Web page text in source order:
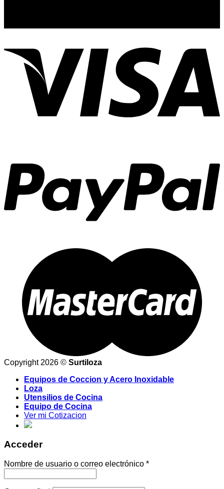
Copyright 2026 © Surtiloza
Equipos de Coccion y Acero Inoxidable
Loza
Utensilios de Cocina
Equipo de Cocina
Ver mi Cotizacion
Acceder
Nombre de usuario o correo electrónico *